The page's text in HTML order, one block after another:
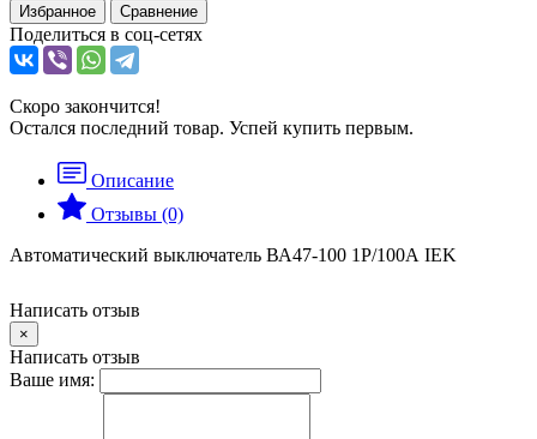
Избранное
Сравнение
Поделиться в соц-сетях
Скоро закончится!
Остался последний товар. Успей купить первым.
Описание
Отзывы (0)
Автоматический выключатель ВА47-100 1Р/100А IEK
Написать отзыв
×
Написать отзыв
Ваше имя: